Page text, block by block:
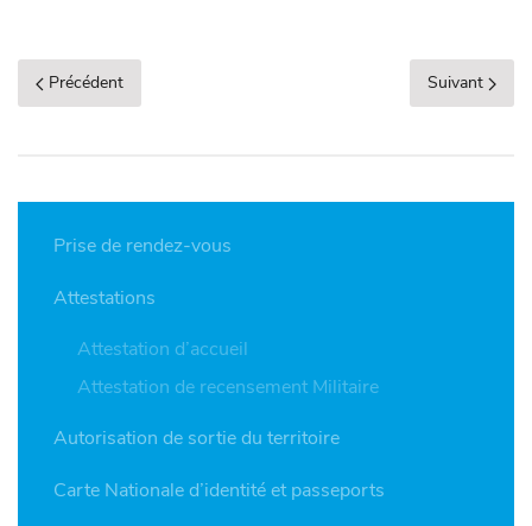
Précédent Suivant
Prise de rendez-vous
Attestations
Attestation d’accueil
Attestation de recensement Militaire
Autorisation de sortie du territoire
Carte Nationale d’identité et passeports